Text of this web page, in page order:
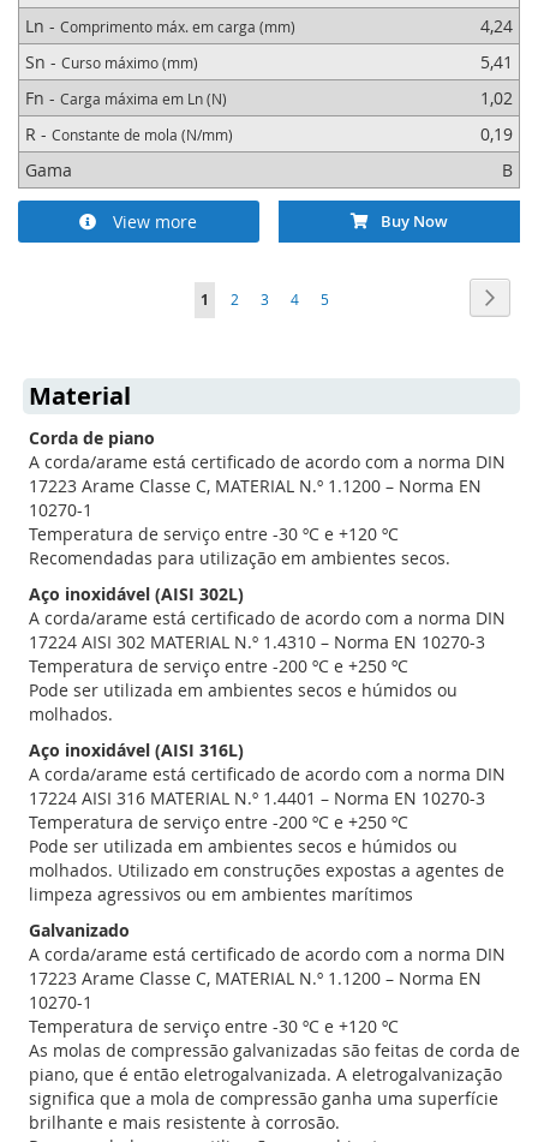
Ln - Comprimento máx. em carga (mm)
4,24
Sn - Curso máximo (mm)
5,41
Fn - Carga máxima em Ln (N)
1,02
R - Constante de mola (N/mm)
0,19
Gama
B
View more Buy Now
Página
Está
a
1 Página
2 Página
3 Página
4 Página
5
Material
Corda de piano
A corda/arame está certificado de acordo com a norma DIN
17223 Arame Classe C, MATERIAL N.º 1.1200 – Norma EN
10270-1
Temperatura de serviço entre -30 ºC e +120 ºC
Recomendadas para utilização em ambientes secos.
Aço inoxidável (AISI 302L)
A corda/arame está certificado de acordo com a norma DIN
17224 AISI 302 MATERIAL N.º 1.4310 – Norma EN 10270-3
Temperatura de serviço entre -200 ºC e +250 ºC
Pode ser utilizada em ambientes secos e húmidos ou
molhados.
Aço inoxidável (AISI 316L)
A corda/arame está certificado de acordo com a norma DIN
17224 AISI 316 MATERIAL N.º 1.4401 – Norma EN 10270-3
Temperatura de serviço entre -200 ºC e +250 ºC
Pode ser utilizada em ambientes secos e húmidos ou
molhados. Utilizado em construções expostas a agentes de
limpeza agressivos ou em ambientes marítimos
Galvanizado
A corda/arame está certificado de acordo com a norma DIN
17223 Arame Classe C, MATERIAL N.º 1.1200 – Norma EN
10270-1
Temperatura de serviço entre -30 ºC e +120 ºC
As molas de compressão galvanizadas são feitas de corda de
piano, que é então eletrogalvanizada. A eletrogalvanização
significa que a mola de compressão ganha uma superfície
brilhante e mais resistente à corrosão.